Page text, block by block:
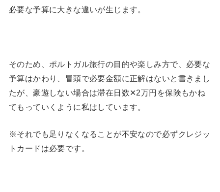
必要な予算に大きな違いが生じます。
そのため、ポルトガル旅行の目的や楽しみ方で、必要な
予算はかわり、冒頭で必要金額に正解はないと書きまし
たが、豪遊しない場合は滞在日数✕2万円を保険もかね
てもっていくように私はしています。
※それでも足りなくなることが不安なので必ずクレジッ
トカードは必要です。